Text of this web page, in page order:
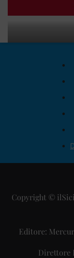
Copyright ©
Editore:
Direttore